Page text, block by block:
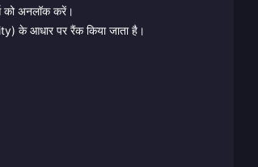
को अनलॉक करें।
के आधार पर रैंक किया जाता है।